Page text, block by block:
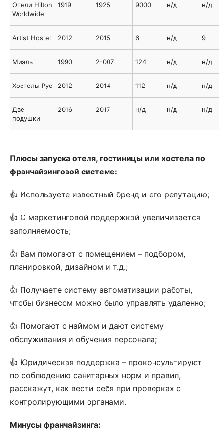
Отели Hilton
Worldwide
1919 1925 9000 н/д н/д
Artist Hostel 2012 2015 6 н/д 9
Миэль 1990 2-007 124 н/д н/д
Хостелы Рус 2012 2014 112 н/д н/д
Две
подушки
2016 2017 н/д н/д н/д
Плюсы запуска отеля, гостиницы или хостела по
франчайзинговой системе:
👍 Используете известный бренд и его репутацию;
👍 С маркетинговой поддержкой увеличивается
заполняемость;
👍 Вам помогают с помещением – подбором,
планировкой, дизайном и т.д.;
👍 Получаете систему автоматизации работы,
чтобы бизнесом можно было управлять удаленно;
👍 Помогают с наймом и дают систему
обслуживания и обучения персонала;
👍 Юридическая поддержка – проконсультируют
по соблюдению санитарных норм и правил,
расскажут, как вести себя при проверках с
контролирующими органами.
Минусы франчайзинга: